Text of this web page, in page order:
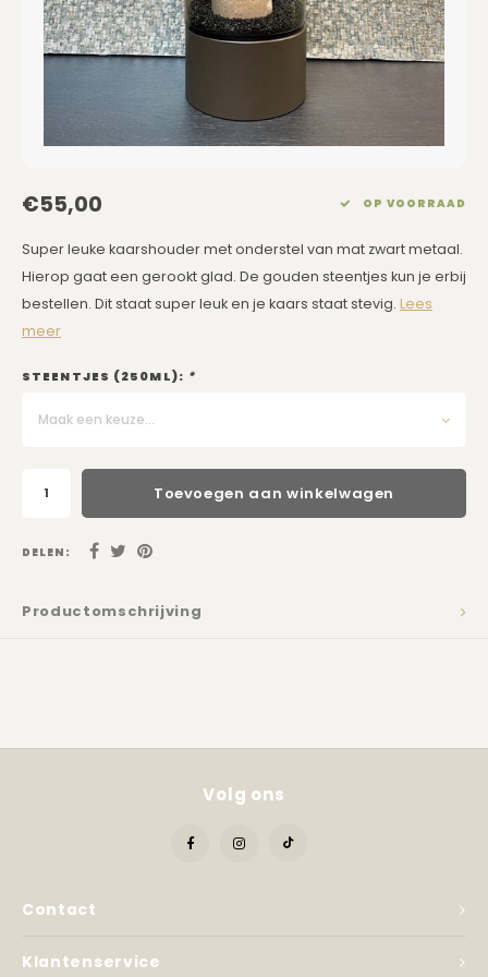
Eetkamerstoelen
Barkrukken
Rechthoekige Lampenkappen
Schuine Lampenkappen
Kussens Roze
Kussens Goud
Kussens SALE
Kaarsen
Dienbladen / Schalen
Zuilen
Spiegels
Asleigh & Burwood
Kadobon
€55,00 OP VOORRAAD
Super leuke kaarshouder met onderstel van mat zwart metaal.
Hierop gaat een gerookt glad. De gouden steentjes kun je erbij
bestellen. Dit staat super leuk en je kaars staat stevig. Lees
meer
STEENTJES (250ML): *
Maak een keuze...
Toevoegen aan winkelwagen
DELEN:
Productomschrijving
Contact
Volg ons
Klantenservice